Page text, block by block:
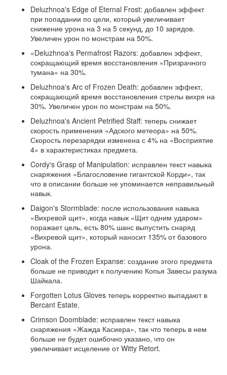
Deluzhnoa's Edge of Eternal Frost: добавлен эффект
при попадании по цели, который увеличивает
снижение урона на 3 на 5 секунд, до 10 зарядов.
Увеличен урон по монстрам на 50%.
«Deluzhnoa's Permafrost Razors: добавлен эффект,
сокращающий время восстановления «Призрачного
тумана» на 30%.
Deluzhnoa's Arc of Frozen Death: добавлен эффект,
сокращающий время восстановления стрелы вихря на
30%. Увеличен урон по монстрам на 50%.
Deluzhnoa's Ancient Petrified Staff: теперь снижает
скорость применения «Адского метеора» на 50%.
Скорость перезарядки изменена с 4% на «Восприятие
4» в характеристиках предмета.
Cordy's Grasp of Manipulation: исправлен текст навыка
снаряжения «Благословение гигантской Корди», так
что в описании больше не упоминается неправильный
навык.
Daigon's Stormblade: после использования навыка
«Вихревой щит», когда навык «Щит одним ударом»
поражает цель, есть 80% шанс выпустить снаряд
«Вихревой щит», который наносит 135% от базового
урона.
Cloak of the Frozen Expanse: создание этого предмета
больше не приводит к получению Копья Завесы разума
Шайкала.
Forgotten Lotus Gloves теперь корректно выпадают в
Bercant Estate.
Crimson Doomblade: исправлен текст навыка
снаряжения «Жажда Касиера», так что теперь в нем
больше не будет ошибочно указано, что он
увеличивает исцеление от Witty Retort.